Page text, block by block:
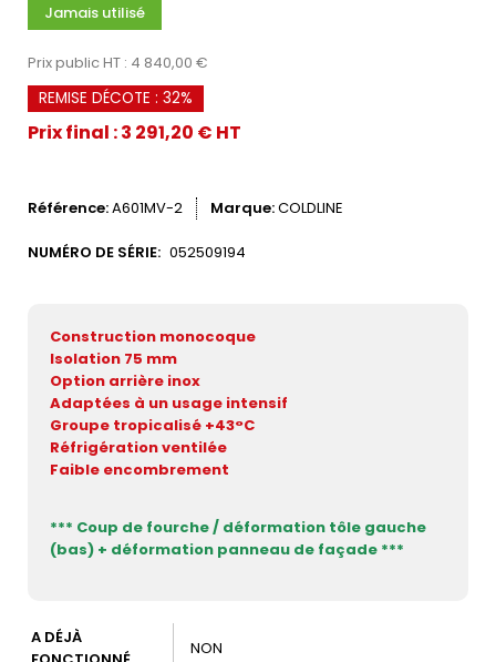
Jamais utilisé
Prix public HT : 4 840,00 €
REMISE DÉCOTE : 32%
Prix final : 3 291,20 € HT
Référence A601MV-2 Marque COLDLINE
NUMÉRO DE SÉRIE: 052509194
Construction monocoque
Isolation 75 mm
Option arrière inox
Adaptées à un usage intensif
Groupe tropicalisé +43°C
Réfrigération ventilée
Faible encombrement
*** Coup de fourche / déformation tôle gauche
(bas) + déformation panneau de façade ***
A DÉJÀ
NON